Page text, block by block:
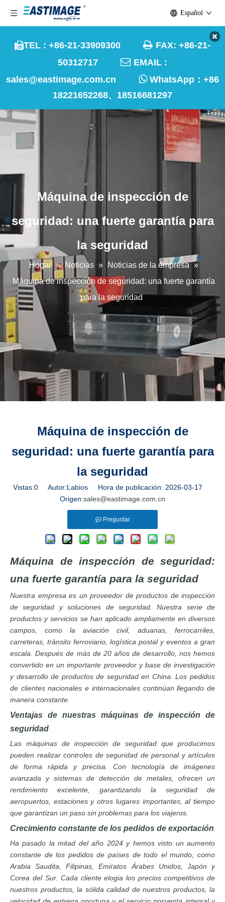
TEL : +86-21-33909300  FAX: +86-21-
50312717  EMAIL :
sales@eastimage.com.cn
WhatsApp： +86
18221652268、18516681297
Español
Máquina de inspección de
seguridad: una fuerte garantía para
la seguridad
Hogar » Noticias » Noticias de la empresa »
Máquina de inspección de seguridad: una fuerte garantía
para la seguridad
Máquina de inspección de
seguridad: una fuerte garantía para
la seguridad
Vistas:0Autor:Labios Hora de publicación: 2026-03-17
Origen:sales@eastimage.com.cn
Preguntar
Máquina de inspección de seguridad:
una fuerte garantía para la seguridad
Nuestra empresa es un proveedor de productos de inspección
de seguridad y soluciones de seguridad. Nuestra serie de
productos y servicios se han aplicado ampliamente en diversos
campos, como la aviación civil, aduanas, ferrocarriles,
carreteras, tránsito ferroviario, logística postal y eventos a gran
escala. Después de más de 20 años de desarrollo, nos hemos
convertido en un importante proveedor y base de investigación
y desarrollo de productos de seguridad en China. Los pedidos
de clientes nacionales e internacionales continúan llegando de
manera constante.
Ventajas de nuestras máquinas de inspección de
seguridad
Las máquinas de inspección de seguridad que producimos
pueden realizar controles de seguridad de personal y artículos
de forma rápida y precisa. Con tecnología de imágenes
avanzada y sistemas de detección de metales, ofrecen un
rendimiento excelente, garantizando la seguridad de
aeropuertos, estaciones y otros lugares importantes, al tiempo
que garantizan un paso sin problemas para los viajeros.
Crecimiento constante de los pedidos de exportación
Ha pasado la mitad del año 2024 y hemos visto un aumento
constante de los pedidos de países de todo el mundo, como
Arabia Saudita, Filipinas, Emiratos Árabes Unidos, Japón y
Corea del Sur. Cada cliente elogia los precios competitivos de
nuestros productos, la sólida calidad de nuestros productos, la